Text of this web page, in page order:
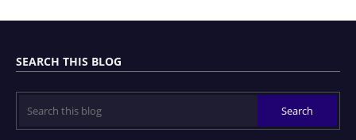
SEARCH THIS BLOG